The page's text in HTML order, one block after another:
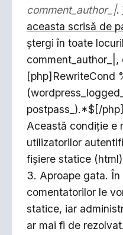
comment_author_|.
aceasta scrisă de
ştergi în toate
[php]RewriteCond
postpass_).*$[/php]
Această condiţie e
utilizatorilor
fişiere statice
3. Aproape gata.
comentatorilor le
statice, iar
ar mai fi de